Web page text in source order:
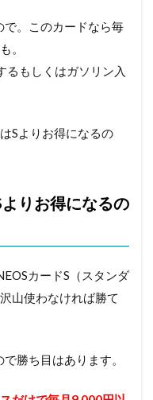
。このカードなら毎
。
るもしくはガソリン入
Sよりお得になるの
りお得になるの
カードS（スタンダ
山使わなければ勝て
勝ち目はあります。